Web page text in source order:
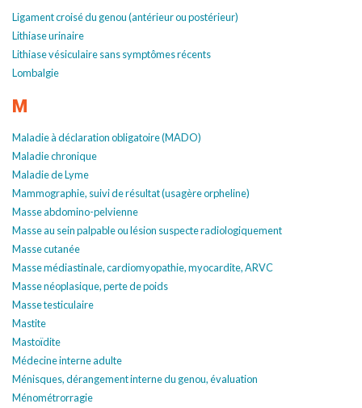
Ligament croisé du genou (antérieur ou postérieur)
Lithiase urinaire
Lithiase vésiculaire sans symptômes récents
Lombalgie
M
Maladie à déclaration obligatoire (MADO)
Maladie chronique
Maladie de Lyme
Mammographie, suivi de résultat (usagère orpheline)
Masse abdomino-pelvienne
Masse au sein palpable ou lésion suspecte radiologiquement
Masse cutanée
Masse médiastinale, cardiomyopathie, myocardite, ARVC
Masse néoplasique, perte de poids
Masse testiculaire
Mastite
Mastoïdite
Médecine interne adulte
Ménisques, dérangement interne du genou, évaluation
Ménométrorragie